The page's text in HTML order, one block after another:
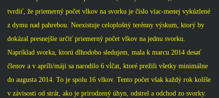
tvrdiť, že priemerný počet vlkov na svorku je číslo viac-menej vykúzlené
z dymu nad pahrebou. Neexistuje celoplošný terénny výskum, ktorý by
dokázal presnejšie určiť priemerný počet vlkov na jednu svorku.
Napríklad svorka, ktorú dlhodobo sledujem, mala k marcu 2014 desať
členov a v apríli/máji sa narodilo 6 vĺčat, ktoré prežili všetky minimálne
do augusta 2014. To je spolu 16 vlkov. Tento počet však každý rok kolíše
v závisosti od strát, ako je prirodzený úhyn, odstrel a odchod zo svorky.